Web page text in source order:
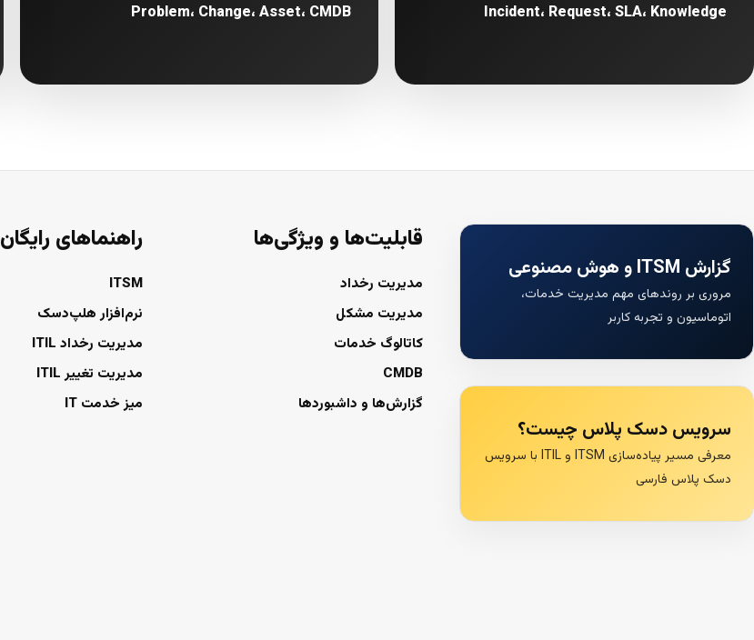
Incident، Request، SLA، Knowledge Problem، Change، Asset، CMDB
گزارش ITSM و هوش مصنوعی
مروری بر روندهای مهم مدیریت خدمات،
اتوماسیون و تجربه کاربر
سرویس دسک پلاس چیست؟
معرفی مسیر پیاده‌سازی ITSM و ITIL با سرویس
دسک پلاس فارسی
قابلیت‌ها و ویژگی‌ها
مدیریت رخداد
مدیریت مشکل
کاتالوگ خدمات
CMDB
گزارش‌ها و داشبوردها
راهنماهای رایگان
ITSM
نرم‌افزار هلپ‌دسک
مدیریت رخداد ITIL
مدیریت تغییر ITIL
میز خدمت IT